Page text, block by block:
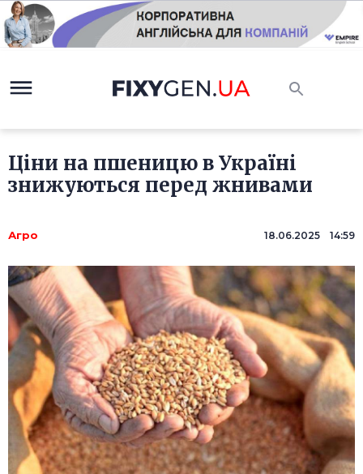
Ціни на пшеницю в Україні
знижуються перед жнивами
Агро 18.06.2025 14:59